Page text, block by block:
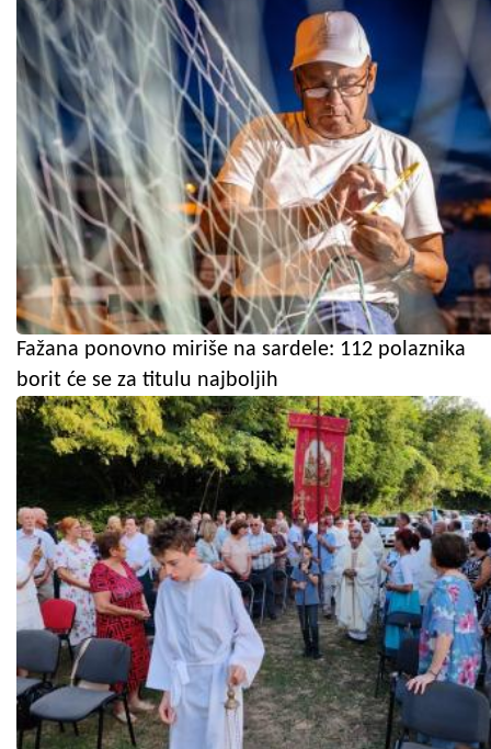
Fažana ponovno miriše na sardele: 112 polaznika
borit će se za titulu najboljih